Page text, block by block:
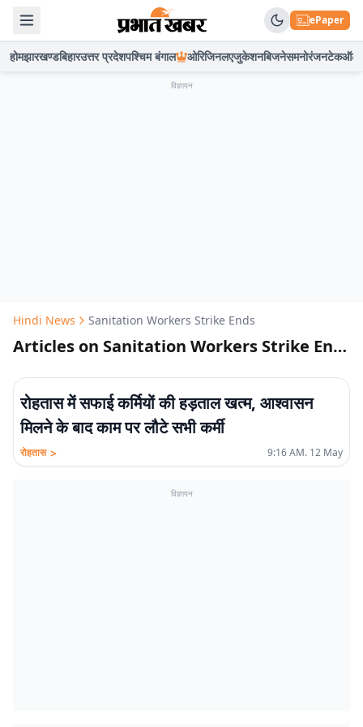
ePaper
होमझारखण्डबिहारउत्तर प्रदेशपश्चिम बंगाल ओरिजिनलएजुकेशनबिजनेसमनोरंजनटेकऑटो
विज्ञापन
Hindi News Sanitation Workers Strike Ends
Articles on Sanitation Workers Strike Ends
रोहतास में सफाई कर्मियों की हड़ताल खत्म, आश्वासन
मिलने के बाद काम पर लौटे सभी कर्मी
रोहतास > 9:16 AM. 12 May
विज्ञापन